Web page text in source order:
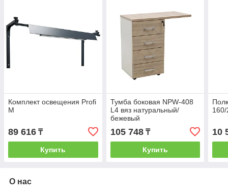
Комплект освещения Profi
M
89 616 ₸
Купить
Тумба боковая NPW-408
L4 вяз натуральный/
бежевый
105 748₸
Купить
160/
10
О нас